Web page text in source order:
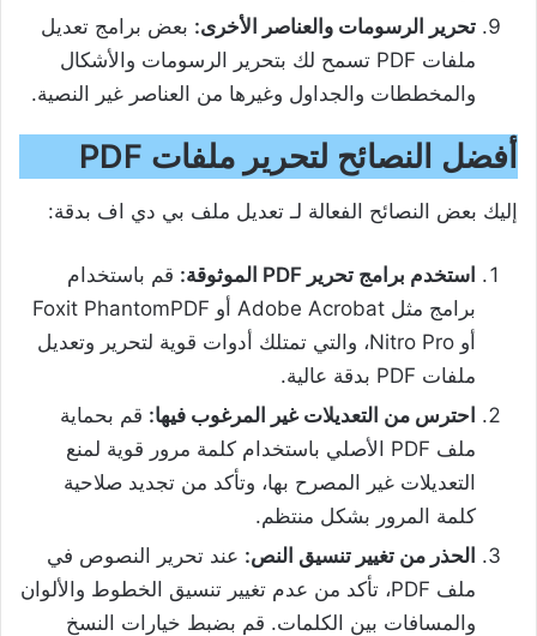
تحرير الرسومات والعناصر الأخرى: بعض برامج تعديل
ملفات PDF تسمح لك بتحرير الرسومات والأشكال
والمخططات والجداول وغيرها من العناصر غير النصية.
أفضل النصائح لتحرير ملفات PDF
إليك بعض النصائح الفعالة لـ تعديل ملف بي دي اف بدقة:
استخدم برامج تحرير PDF الموثوقة:
قم باستخدام
برامج مثل Adobe Acrobat أو Foxit PhantomPDF
أو Nitro Pro، والتي تمتلك أدوات قوية لتحرير وتعديل
ملفات PDF بدقة عالية.
احترس من التعديلات غير المرغوب فيها: قم بحماية
ملف PDF الأصلي باستخدام كلمة مرور قوية لمنع
التعديلات غير المصرح بها، وتأكد من تجديد صلاحية
كلمة المرور بشكل منتظم.
الحذر من تغيير تنسيق النص: عند تحرير النصوص في
ملف PDF، تأكد من عدم تغيير تنسيق الخطوط والألوان
والمسافات بين الكلمات. قم بضبط خيارات النسخ